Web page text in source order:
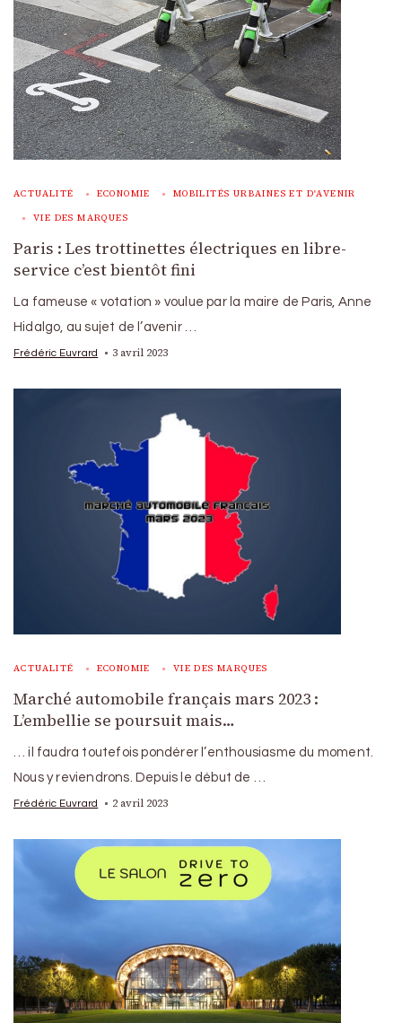
ACTUALITÉ ECONOMIE MOBILITÉS URBAINES ET D'AVENIR
VIE DES MARQUES
Paris : Les trottinettes électriques en libre-
service c’est bientôt fini
La fameuse « votation » voulue par la maire de Paris, Anne
Hidalgo, au sujet de l’avenir …
Frédéric Euvrard 3 avril 2023
ACTUALITÉ ECONOMIE VIE DES MARQUES
Marché automobile français mars 2023 :
L’embellie se poursuit mais…
… il faudra toutefois pondérer l’enthousiasme du moment.
Nous y reviendrons. Depuis le début de …
Frédéric Euvrard 2 avril 2023